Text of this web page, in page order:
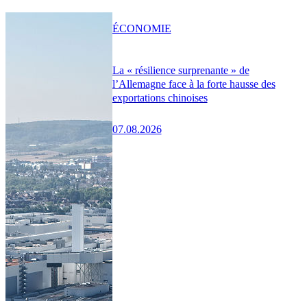
La « résilience surprenante » de
l’Allemagne face à la forte hausse des
exportations chinoises
07.08.2026
ÉCONOMIE